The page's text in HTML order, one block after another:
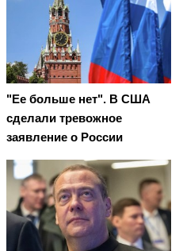
"Ее больше нет". В США
сделали тревожное
заявление о России